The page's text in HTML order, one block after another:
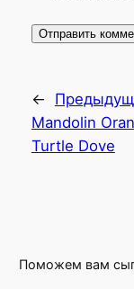
←
Mandolin
Turtle Dove
Поможем вам